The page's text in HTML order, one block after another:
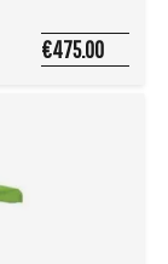
€475.00